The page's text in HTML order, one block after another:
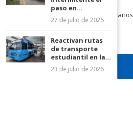
Junio de 2026)
17 de junio de 2026 0 comentarios
paso en...
27 de julio de 2026
Reactivan rutas
de transporte
estudiantil en la...
23 de julio de 2026